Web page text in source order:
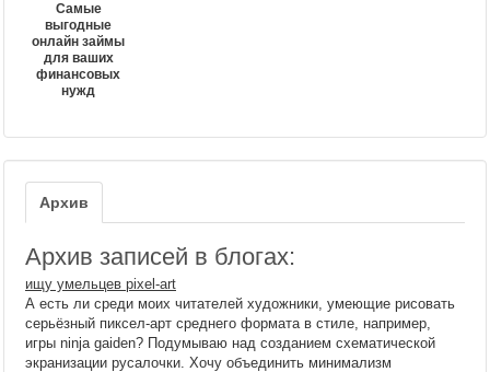
Самые
выгодные
онлайн займы
для ваших
финансовых
нужд
Архив
Архив записей в блогах:
ищу умельцев pixel-art
А есть ли среди моих читателей художники, умеющие рисовать
серьёзный пиксел-арт среднего формата в стиле, например,
игры ninja gaiden? Подумываю над созданием схематической
экранизации русалочки. Хочу объединить минимализм